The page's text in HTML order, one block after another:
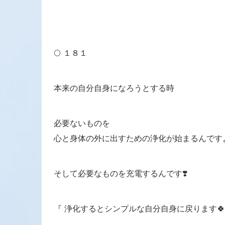
🌕 １８１
本来の自分自身になろうとする時
必要ないものを
心と身体の外に出すための浄化が始まるんです
そして必要なものを充電するんです❣️
『 浄化するとシンプルな自分自身に戻ります